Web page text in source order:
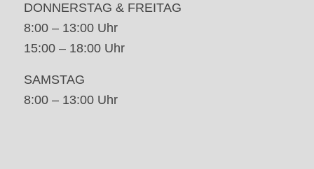
DONNERSTAG & FREITAG
8:00 – 13:00 Uhr
15:00 – 18:00 Uhr
SAMSTAG
8:00 – 13:00 Uhr